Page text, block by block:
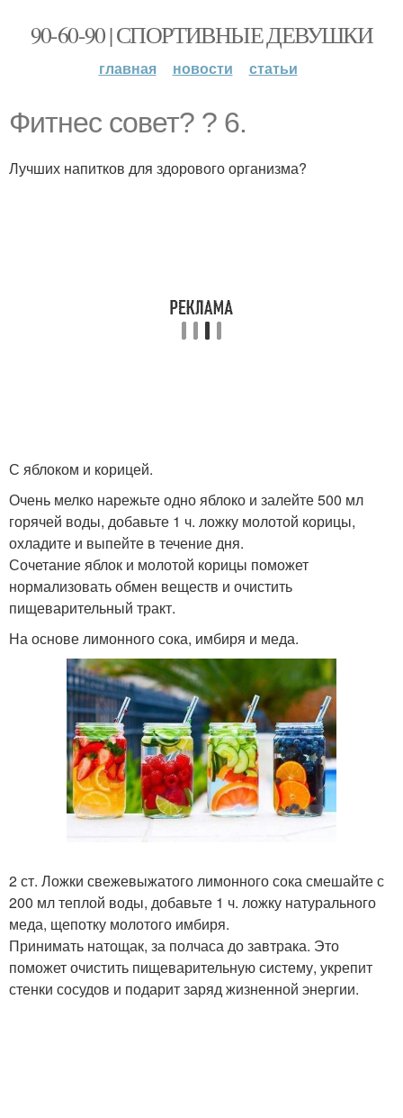
90-60-90 | СПОРТИВНЫЕ ДЕВУШКИ
главная новости статьи
Фитнес совет? ? 6.
Лучших напитков для здорового организма?
С яблоком и корицей.
Очень мелко нарежьте одно яблоко и залейте 500 мл
горячей воды, добавьте 1 ч. ложку молотой корицы,
охладите и выпейте в течение дня.
Сочетание яблок и молотой корицы поможет
нормализовать обмен веществ и очистить
пищеварительный тракт.
На основе лимонного сока, имбиря и меда.
2 ст. Ложки свежевыжатого лимонного сока смешайте с
200 мл теплой воды, добавьте 1 ч. ложку натурального
меда, щепотку молотого имбиря.
Принимать натощак, за полчаса до завтрака. Это
поможет очистить пищеварительную систему, укрепит
стенки сосудов и подарит заряд жизненной энергии.